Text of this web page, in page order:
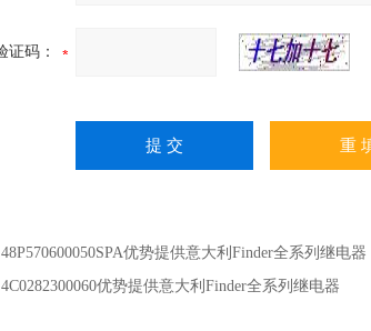
证码：
48P570600050SPA优势提供意大利Finder全系列继电器
4C0282300060优势提供意大利Finder全系列继电器